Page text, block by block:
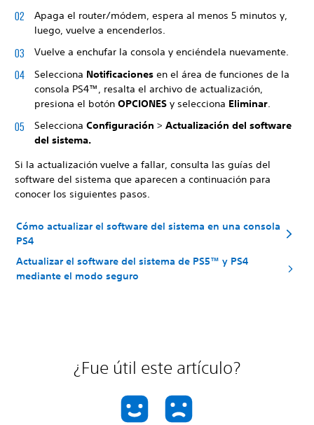
Apaga el router/módem, espera al menos 5 minutos y,
luego, vuelve a encenderlos.
Vuelve a enchufar la consola y enciéndela nuevamente.
Selecciona Notificaciones en el área de funciones de la
consola PS4™, resalta el archivo de actualización,
presiona el botón OPCIONES y selecciona Eliminar
Selecciona Configuración > Actualización del software
del sistema.
Si la actualización vuelve a fallar, consulta las guías del
software del sistema que aparecen a continuación para
conocer los siguientes pasos.
Cómo actualizar el software del sistema en una consola
PS4
Actualizar el software del sistema de PS5™ y PS4
mediante el modo seguro
¿Fue útil este artículo?